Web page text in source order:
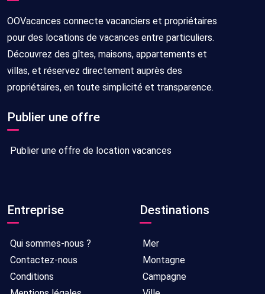
OOVacances connecte vacanciers et propriétaires
pour des locations de vacances entre particuliers.
Découvrez des gîtes, maisons, appartements et
villas, et réservez directement auprès des
propriétaires, en toute simplicité et transparence.
Publier une offre
Publier une offre de location vacances
Entreprise
Qui sommes-nous ?
Contactez-nous
Conditions
Destinations
Mer
Montagne
Campagne